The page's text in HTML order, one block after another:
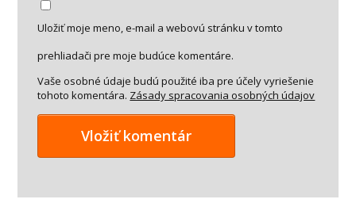
Uložiť moje meno, e-mail a webovú stránku v tomto
prehliadači pre moje budúce komentáre.
Vaše osobné údaje budú použité iba pre účely vyriešenie
tohoto komentára. Zásady spracovania osobných údajov